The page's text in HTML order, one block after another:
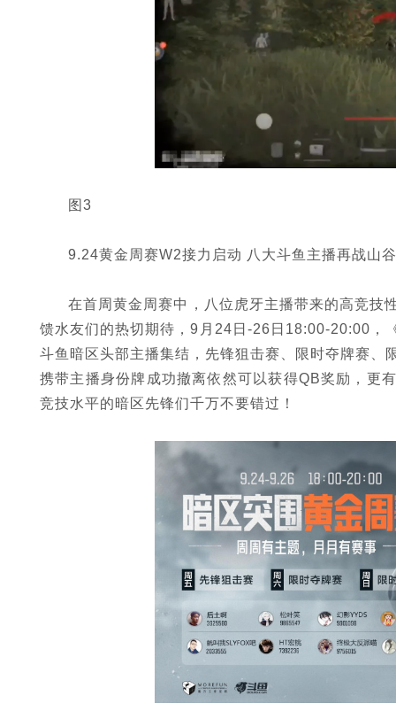
图3
9.24黄金周赛W2接力启动 八大斗鱼主播再战山
在首周黄金周赛中，八位虎牙主播带来的高竞技
馈水友们的热切期待，9月24日-26日18:00-20:00，
斗鱼暗区头部主播集结，先锋狙击赛、限时夺牌赛
携带主播身份牌成功撤离依然可以获得QB奖励，更
竞技水平的暗区先锋们千万不要错过！